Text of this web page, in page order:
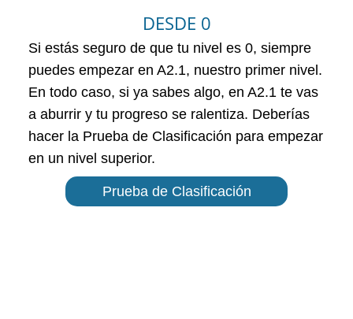
DESDE 0
Si estás seguro de que tu nivel es 0, siempre
puedes empezar en A2.1, nuestro primer nivel.
En todo caso, si ya sabes algo, en A2.1 te vas
a aburrir y tu progreso se ralentiza. Deberías
hacer la Prueba de Clasificación para empezar
en un nivel superior.
Prueba de Clasificación